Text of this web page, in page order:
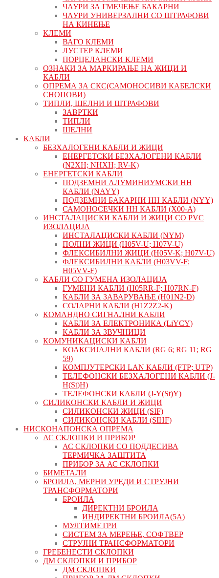
ЧАУРИ ЗА ГМЕЧЕЊЕ БАКАРНИ
ЧАУРИ УНИВЕРЗАЛНИ СО ШТРАФОВИ
НА КИНЕЊЕ
КЛЕМИ
ВАГО КЛЕМИ
ЛУСТЕР КЛЕМИ
ПОРЦЕЛАНСКИ КЛЕМИ
ОЗНАКИ ЗА МАРКИРАЊЕ НА ЖИЦИ И
КАБЛИ
ОПРЕМА ЗА СКС(САМОНОСИВИ КАБЕЛСКИ
СНОПОВИ)
ТИПЛИ, ШЕЛНИ И ШТРАФОВИ
ЗАВРТКИ
ТИПЛИ
ШЕЛНИ
КАБЛИ
БЕЗХАЛОГЕНИ КАБЛИ И ЖИЦИ
ЕНЕРГЕТСКИ БЕЗХАЛОГЕНИ КАБЛИ
(N2XH; NHXH; RV-K)
ЕНЕРГЕТСКИ КАБЛИ
ПОДЗЕМНИ АЛУМИНИУМСКИ НН
КАБЛИ (NAYY)
ПОДЗЕМНИ БАКАРНИ НН КАБЛИ (NYY)
САМОНОСЕЧКИ НН КАБЛИ (X00-A)
ИНСТАЛАЦИСКИ КАБЛИ И ЖИЦИ СО PVC
ИЗОЛАЦИЈА
ИНСТАЛАЦИСКИ КАБЛИ (NYM)
ПОЛНИ ЖИЦИ (H05V-U; H07V-U)
ФЛЕКСИБИЛНИ ЖИЦИ (H05V-K; H07V-U)
ФЛЕКСИБИЛНИ КАБЛИ (H03VV-F;
H05VV-F)
КАБЛИ СО ГУМЕНА ИЗОЛАЦИЈА
ГУМЕНИ КАБЛИ (H05RR-F; H07RN-F)
КАБЛИ ЗА ЗАВАРУВАЊЕ (H01N2-D)
СОЛАРНИ КАБЛИ (H1Z2Z2-K)
КОМАНДНО СИГНАЛНИ КАБЛИ
КАБЛИ ЗА ЕЛЕКТРОНИКА (LiYCY)
КАБЛИ ЗА ЗВУЧНИЦИ
КОМУНИКАЦИСКИ КАБЛИ
КОАКСИЈАЛНИ КАБЛИ (RG 6; RG 11; RG
59)
КОМПЈУТЕРСКИ LAN КАБЛИ (FTP; UTP)
ТЕЛЕФОНСКИ БЕЗХАЛОГЕНИ КАБЛИ (J-
H(St)H)
ТЕЛЕФОНСКИ КАБЛИ (J-Y(St)Y)
СИЛИКОНСКИ КАБЛИ И ЖИЦИ
СИЛИКОНСКИ ЖИЦИ (SIF)
СИЛИКОНСКИ КАБЛИ (SIHF)
НИСКОНАПОНСКА ОПРЕМА
АС СКЛОПКИ И ПРИБОР
АС СКЛОПКИ СО ПОДДЕСИВА
ТЕРМИЧКА ЗАШТИТА
ПРИБОР ЗА АС СКЛОПКИ
БИМЕТАЛИ
БРОИЛА, МЕРНИ УРЕДИ И СТРУЈНИ
ТРАНСФОРМАТОРИ
БРОИЛА
ДИРЕКТНИ БРОИЛА
ИНДИРЕКТНИ БРОИЛА(5А)
МУЛТИМЕТРИ
СИСТЕМ ЗА МЕРЕЊЕ, СОФТВЕР
СТРУЈНИ ТРАНСФОРМАТОРИ
ГРЕБЕНЕСТИ СКЛОПКИ
ДМ СКЛОПКИ И ПРИБОР
ДМ СКЛОПКИ